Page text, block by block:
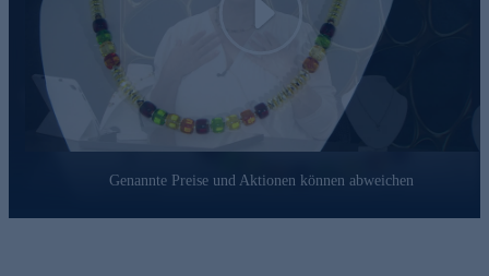
Play
Genannte Preise und Aktionen können abweichen